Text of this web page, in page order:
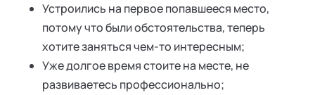
Устроились на первое попавшееся место,
потому что были обстоятельства, теперь
хотите заняться чем-то интересным;
Уже долгое время стоите на месте, не
развиваетесь профессионально;